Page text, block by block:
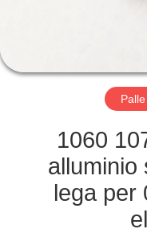
CONTROLLO
QUALITÀ
CONTATTICI
NOTIZIE
1060
alluminio
lega per